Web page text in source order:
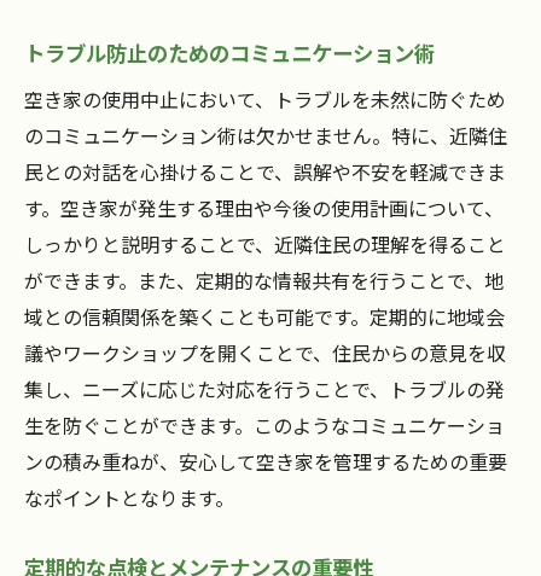
トラブル防止のためのコミュニケーション術
空き家の使用中止において、トラブルを未然に防ぐため
のコミュニケーション術は欠かせません。特に、近隣住
民との対話を心掛けることで、誤解や不安を軽減できま
す。空き家が発生する理由や今後の使用計画について、
しっかりと説明することで、近隣住民の理解を得ること
ができます。また、定期的な情報共有を行うことで、地
域との信頼関係を築くことも可能です。定期的に地域会
議やワークショップを開くことで、住民からの意見を収
集し、ニーズに応じた対応を行うことで、トラブルの発
生を防ぐことができます。このようなコミュニケーショ
ンの積み重ねが、安心して空き家を管理するための重要
なポイントとなります。
定期的な点検とメンテナンスの重要性